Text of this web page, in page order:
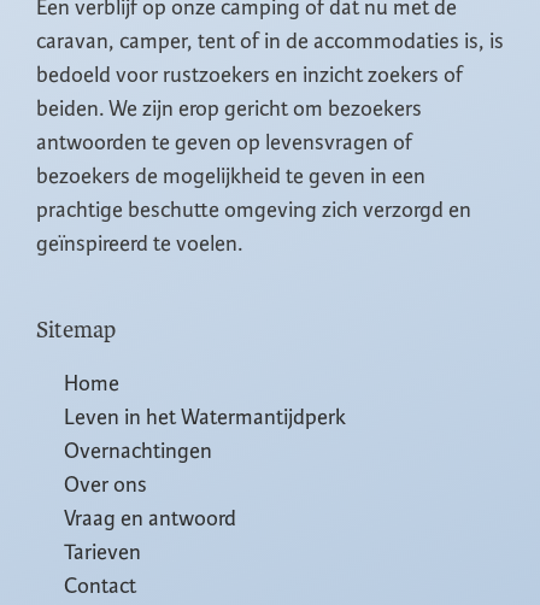
Een verblijf op onze camping of dat nu met de
caravan, camper, tent of in de accommodaties is, is
bedoeld voor rustzoekers en inzicht zoekers of
beiden. We zijn erop gericht om bezoekers
antwoorden te geven op levensvragen of
bezoekers de mogelijkheid te geven in een
prachtige beschutte omgeving zich verzorgd en
geïnspireerd te voelen.
Sitemap
Home
Leven in het Watermantijdperk
Overnachtingen
Over ons
Vraag en antwoord
Tarieven
Contact